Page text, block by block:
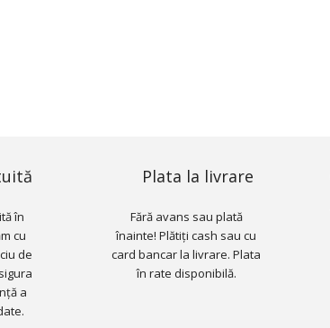
în
cu
de
a
Plata la livrare
Fără avans sau plată
înainte! Plătiți cash sau cu
card bancar la livrare. Plata
în rate disponibilă.